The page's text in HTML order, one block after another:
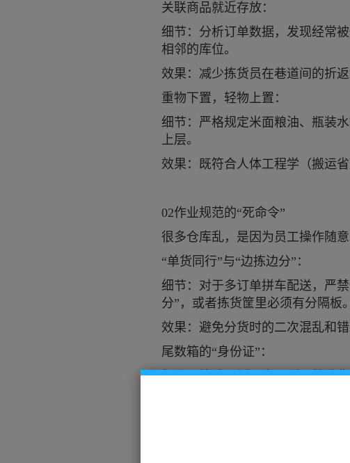
关联商品就近存放：
细节：分析订单数据，发现经常
相邻的库位。
效果：减少拣货员在巷道间的折返
重物下置，轻物上置：
细节：严格规定米面粮油、瓶装
上层。
效果：既符合人体工程学（搬运
02作业规范的“死命令”
很多仓库乱，是因为员工操作随
“单货同行”与“边拣边分”：
细节：对于多订单拼车配送，严
分”，或者拣货筐里必须有分隔板。
效果：避免分货时的二次混乱和错
尾数箱的“身份证”：
细节：快消品拆零多，剩下的散